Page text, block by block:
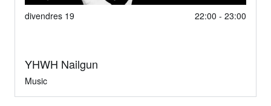
divendres 19 22:00 - 23:00
YHWH Nailgun
Music